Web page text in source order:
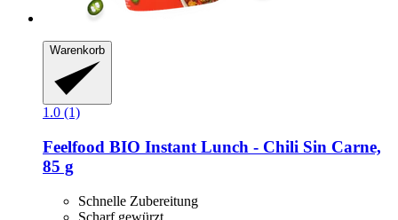
Warenkorb
1.0 (1)
Feelfood BIO Instant Lunch -​ Chili Sin Carne,
85 g
Schnelle Zubereitung
Scharf gewürzt